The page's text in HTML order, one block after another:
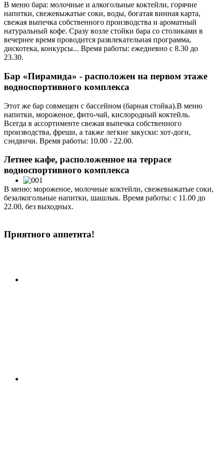
В меню бара: молочные и алкогольные коктейли, горячие
напитки, свежевыжатые соки, воды, богатая винная карта,
свежая выпечка собственного производства и ароматный
натуральный кофе. Сразу возле стойки бара со столиками в
вечернее время проводится развлекательная программа,
дискотека, конкурсы... Время работы: ежедневно с 8.30 до
23.30.
Бар «Пирамида» - расположен на первом этаже
водноспортивного комплекса
Этот же бар совмещен с бассейном (барная стойка).В меню
напитки, мороженое, фито-чай, кислородный коктейль.
Всегда в ассортименте свежая выпечка собственного
производства, фреши, а также легкие закуски: хот-доги,
сэндвичи. Время работы: 10.00 - 22.00.
Летнее кафе, расположенное на террасе
водноспортивного комплекса
В меню: мороженое, молочные коктейли, свежевыжатые соки,
безалкогольные напитки, шашлык. Время работы: с 11.00 до
22.00, без выходных.
Приятного аппетита!